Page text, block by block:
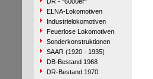
ELNA-Lokomotiven
Industrielokomotiven
Feuerlose Lokomotiven
Sonderkonstruktionen
SAAR (1920 - 1935)
DB-Bestand 1968
DR-Bestand 1970